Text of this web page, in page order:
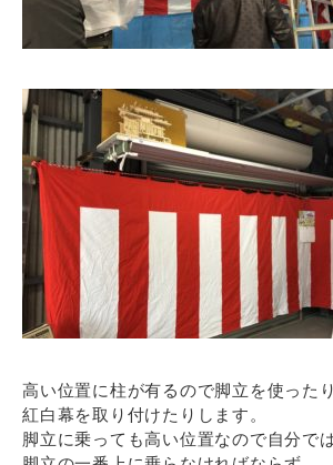
高い位置に柱が有るので脚立を使った
紅白幕を取り付けたりします。
脚立に乗っても高い位置なので自分で